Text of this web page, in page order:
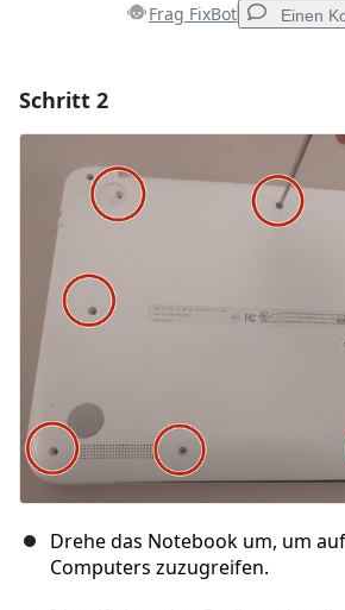
Frag FixBot Einen
Kommentar hinzufügen
Schritt 2
Drehe das Notebook um, um
Computers zuzugreifen.